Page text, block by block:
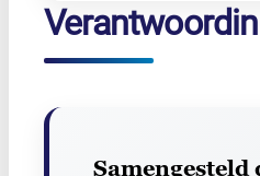
Samengesteld